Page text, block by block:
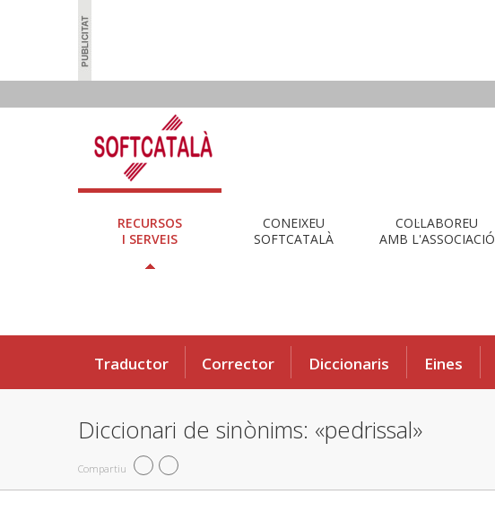
RECURSOS
I SERVEIS
CONEIXEU
SOFTCATALÀ
COL·LABOREU
AMB L'ASSOCIACIÓ
Traductor Corrector Diccionaris Eines
Diccionari de sinònims: «pedrissal»
Compartiu